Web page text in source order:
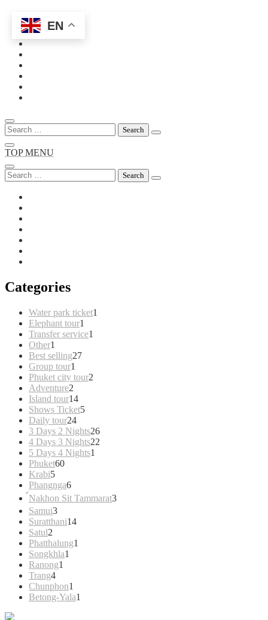
Skip
content
Search
for:
TOP MENU
Search
for:
Categories
Water park ticket1
Elephant tour1
product
Transfer service1
Other1
product
Best selling2727
Group tour1
product
Phuket city tour2
Adventure2
products
Island tour1414
products
Shows Ticket55
Daily tour2424
products
3 Days 2 Nights2626
4 Days 3 Nights22
5 Days 4 Nights1
Phuket6060
Krabi55
products
Phangnga66
products
์Nakhon Sit Tammarat3
Samui33
products
Suratthani1414
Satul2
products
Phatthalung1
Songkhla1
Ranong1
Trang44
products
Chunphon1
product
Betong-Yala1
EN